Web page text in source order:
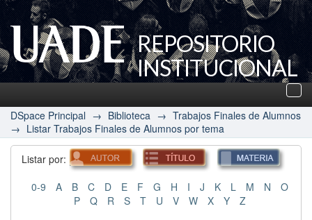
REPOSITORIO
INSTITUCIONAL
UADE
DSpace Principal → Biblioteca → Trabajos Finales de Alumnos
→ Listar Trabajos Finales de Alumnos por tema
Listar por:
0-9 A B C D E F G H I J K L M N
O
P
Q R S T U V W X Y Z